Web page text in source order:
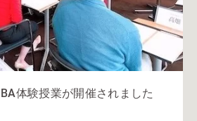
体験授業が開催されました